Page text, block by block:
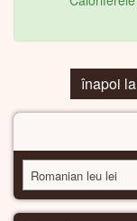
înapoi
Romanian leu lei